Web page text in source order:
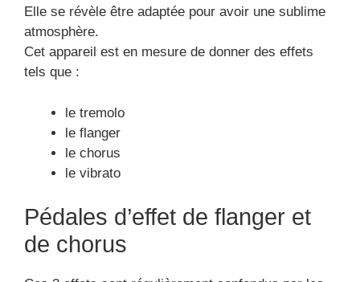
Elle se révèle être adaptée pour avoir une sublime
atmosphère.
Cet appareil est en mesure de donner des effets
tels que :
le tremolo
le flanger
le chorus
le vibrato
Pédales d’effet de flanger et
de chorus